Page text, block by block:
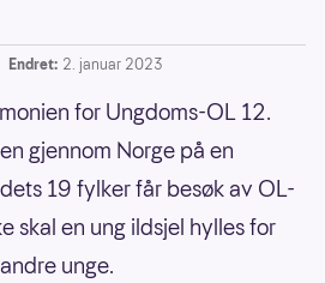
Endret: 2. januar 2023
for Ungdoms-OL 12.
gjennom Norge på en
19 fylker får besøk av OL-
skal en ung ildsjel hylles for
unge.